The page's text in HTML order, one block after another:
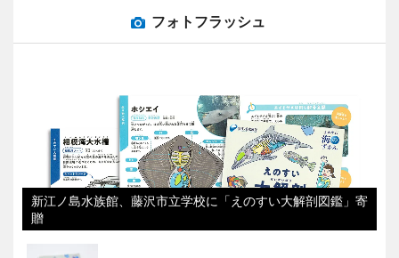
フォトフラッシュ
新江ノ島水族館、藤沢市立学校に「えのすい大解剖図鑑」寄
贈